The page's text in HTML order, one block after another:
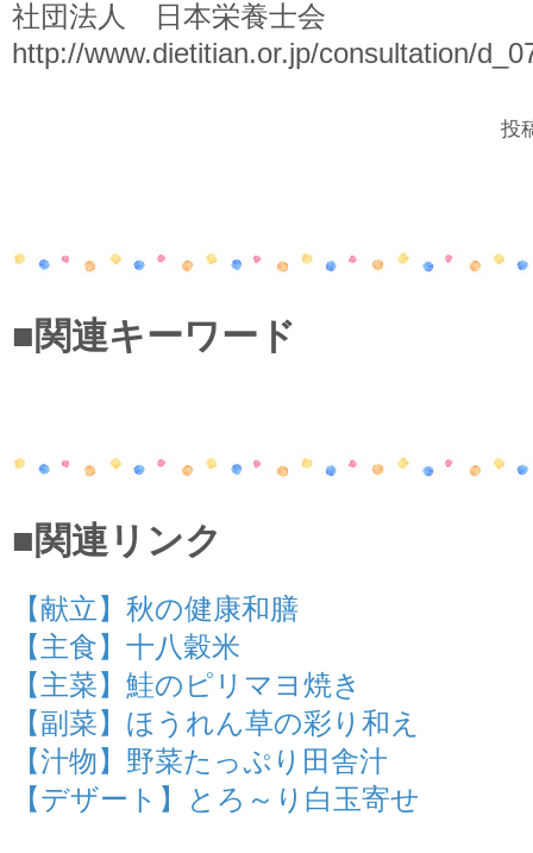
社団法人 日本栄養士会
http://www.dietitian.or.jp/consultation/
投
■関連キーワード
■関連リンク
【献立】秋の健康和膳
【主食】十八穀米
【主菜】鮭のピリマヨ焼き
【副菜】ほうれん草の彩り和え
【汁物】野菜たっぷり田舎汁
【デザート】とろ～り白玉寄せ